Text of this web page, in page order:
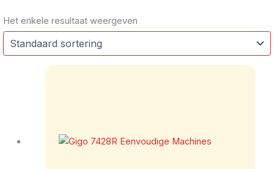
Het enkele resultaat weergeven